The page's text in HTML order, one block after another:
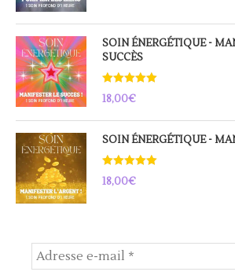
SOIN ÉNERGÉTIQUE -
SUCCÈS
Note5.00
sur 5
18,00€
SOIN ÉNERGÉTIQUE -
Note5.00
sur 5
18,00€